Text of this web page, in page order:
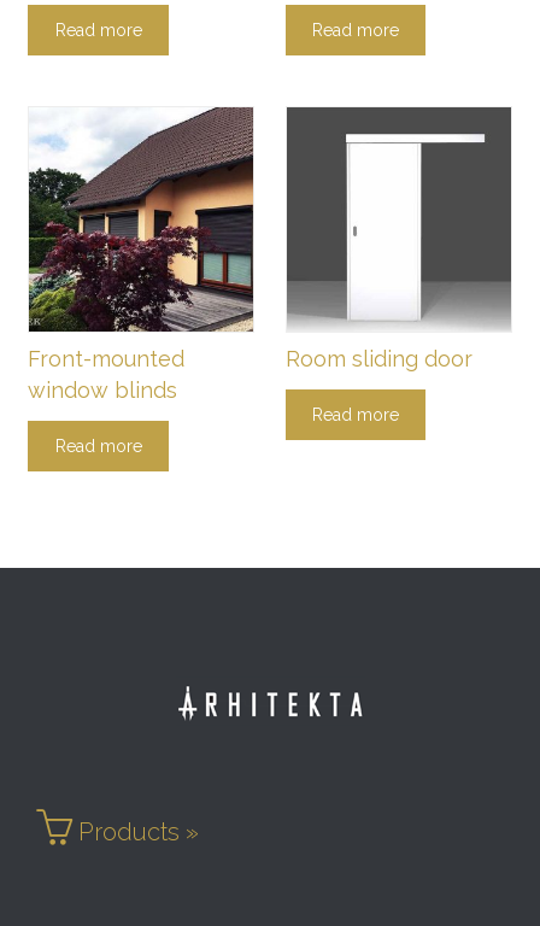
Read more Read more
Front-mounted
window blinds
Read more
Room sliding door
Read more
 Products »